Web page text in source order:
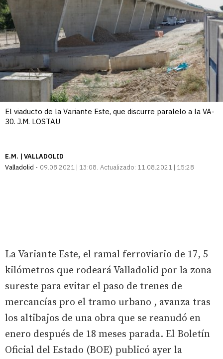
El viaducto de la Variante Este, que discurre paralelo a la VA-
30. J.M. LOSTAU
E.M. | VALLADOLID
Valladolid
09.08.2021 | 13:08 Actualizado: 11.08.2021 | 15:28
La Variante Este, el ramal ferroviario de 17, 5
kilómetros que rodeará Valladolid por la zona
sureste para evitar el paso de trenes de
mercancías pro el tramo urbano , avanza tras
los altibajos de una obra que se reanudó en
enero después de 18 meses parada. El Boletín
Oficial del Estado (BOE) publicó ayer la